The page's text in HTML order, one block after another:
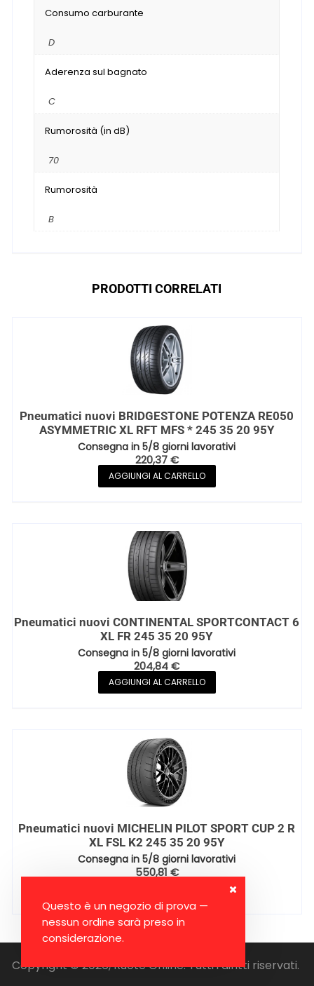
Questo è un negozio di prova —
nessun ordine sarà preso in
considerazione.
Consumo carburante
D
Aderenza sul bagnato
C
Rumorosità (in dB)
70
Rumorosità
B
PRODOTTI CORRELATI
Pneumatici nuovi BRIDGESTONE POTENZA RE050
ASYMMETRIC XL RFT MFS * 245 35 20 95Y
Consegna in 5/8 giorni lavorativi
220,37€
AGGIUNGI AL CARRELLO
Pneumatici nuovi CONTINENTAL SPORTCONTACT 6
XL FR 245 35 20 95Y
Consegna in 5/8 giorni lavorativi
204,84€
AGGIUNGI AL CARRELLO
Pneumatici nuovi MICHELIN PILOT SPORT CUP 2 R
XL FSL K2 245 35 20 95Y
Consegna in 5/8 giorni lavorativi
550,81 €
Copyright © 2026, Ruote Online. Tutti i diritti riservati.